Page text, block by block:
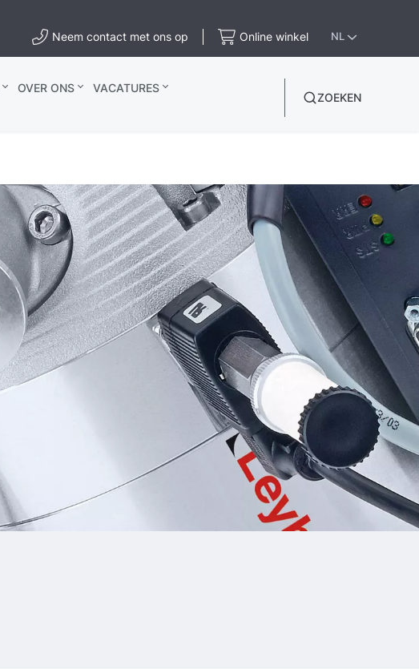
Neem contact met ons op Online winkel NL
OVER ONS
VACATURES
ZOEKEN